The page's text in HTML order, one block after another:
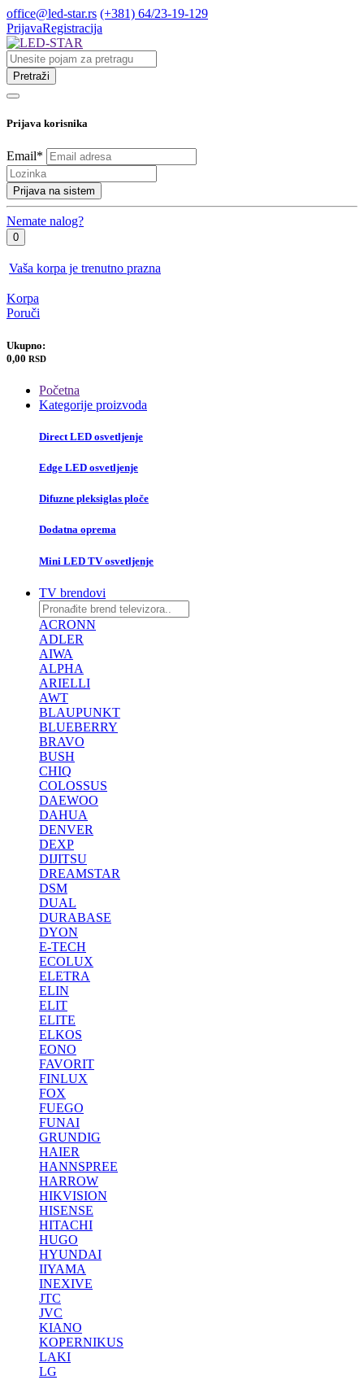
office@led-star.rs (+381) 64/23-19-129
PrijavaRegistracija
Pretraži
Prijava korisnika
Email*
Prijava na sistem
Nemate nalog?
0
Vaša korpa je trenutno prazna
Korpa
Poruči
Ukupno:
0,00 RSD
Početna
Kategorije proizvoda
Direct LED osvetljenje
Edge LED osvetljenje
Difuzne pleksiglas ploče
Dodatna oprema
Mini LED TV osvetljenje
TV brendovi
ACRONN
ADLER
AIWA
ALPHA
ARIELLI
AWT
BLAUPUNKT
BLUEBERRY
BRAVO
BUSH
CHIQ
COLOSSUS
DAEWOO
DAHUA
DENVER
DEXP
DIJITSU
DREAMSTAR
DSM
DUAL
DURABASE
DYON
E-TECH
ECOLUX
ELETRA
ELIN
ELIT
ELITE
ELKOS
EONO
FAVORIT
FINLUX
FOX
FUEGO
FUNAI
GRUNDIG
HAIER
HANNSPREE
HARROW
HIKVISION
HISENSE
HITACHI
HUGO
HYUNDAI
IIYAMA
INEXIVE
JTC
JVC
KIANO
KOPERNIKUS
LAKI
LG